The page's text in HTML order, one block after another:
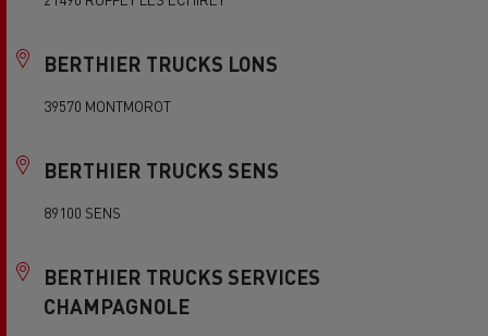
BERTHIER TRUCKS LONS
39570 MONTMOROT
BERTHIER TRUCKS SENS
89100 SENS
BERTHIER TRUCKS SERVICES
CHAMPAGNOLE